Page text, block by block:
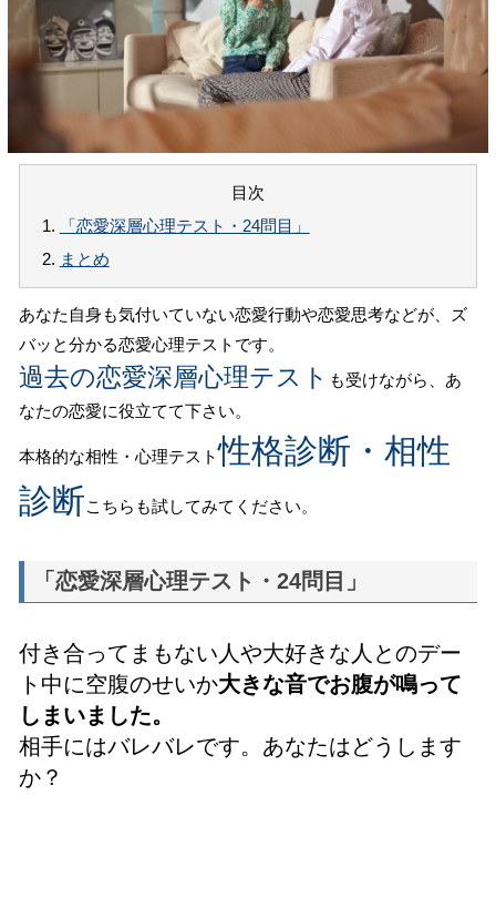
目次
1.
「恋愛深層心理テスト・24問目」
2. まとめ
あなた自身も気付いていない恋愛行動や恋愛思考などが、ズ
バッと分かる恋愛心理テストです。
過去の恋愛深層心理テスト も受けながら、あ
なたの恋愛に役立てて下さい。
本格的な相性・心理テスト性格診断・相性
診断こちらも試してみてください。
「恋愛深層心理テスト・24問目」
付き合ってまもない人や大好きな人とのデー
ト中に空腹のせいか大きな音でお腹が鳴って
しまいました。
相手にはバレバレです。あなたはどうします
か？